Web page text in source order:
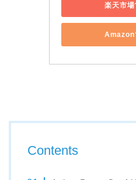
楽天市場
Amazon
Contents